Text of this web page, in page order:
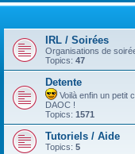
IRL / Soirées
Organisations de
Topics: 47
Detente
Voilà enfin un petit
DAOC !
Topics: 1571
Tutoriels / Aide
Topics: 5